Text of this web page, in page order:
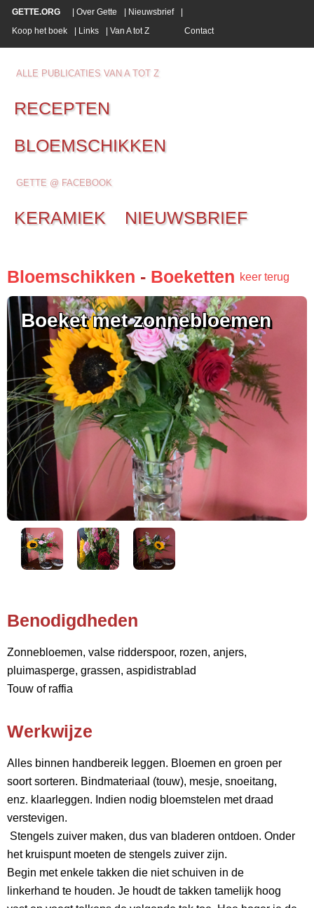
GETTE.ORG Over Gette Nieuwsbrief
Koop het boek
Links Van A tot Z Contact
ALLE PUBLICATIES VAN A TOT Z
RECEPTEN
BLOEMSCHIKKEN
GETTE @ FACEBOOK
KERAMIEK NIEUWSBRIEF
keer terug
Bloemschikken - Boeketten
Boeket met zonnebloemen
Benodigdheden
Zonnebloemen, valse ridderspoor, rozen, anjers,
pluimasperge, grassen, aspidistrablad
Touw of raffia
Werkwijze
Alles binnen handbereik leggen. Bloemen en groen per
soort sorteren. Bindmateriaal (touw), mesje, snoeitang,
enz. klaarleggen. Indien nodig bloemstelen met draad
verstevigen.
Stengels zuiver maken, dus van bladeren ontdoen. Onder
het kruispunt moeten de stengels zuiver zijn.
Begin met enkele takken die niet schuiven in de
linkerhand te houden. Je houdt de takken tamelijk hoog